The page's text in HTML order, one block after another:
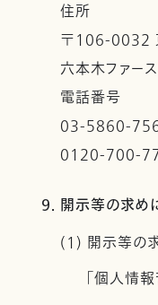
住所
〒106-0032
六本木ファー
電話番号
03-5860-
0120-700-
9. 開示等の求め
(1) 開示等の
「個人情